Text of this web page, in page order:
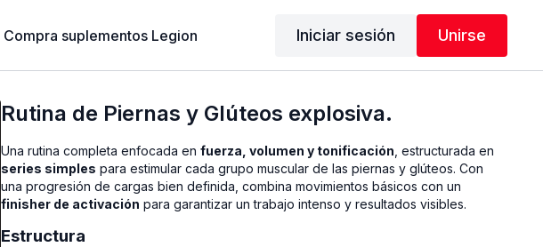
Compra suplementos Legion Iniciar sesión Unirse
Rutina de Piernas y Glúteos explosiva.
Una rutina completa enfocada enfuerza, volumen y tonificación , estructurada en
series simples para estimular cada grupo muscular de las piernas y glúteos. Con
una progresión de cargas bien definida, combina movimientos básicos con un
finisher de activación para garantizar un trabajo intenso y resultados visibles.
Estructura